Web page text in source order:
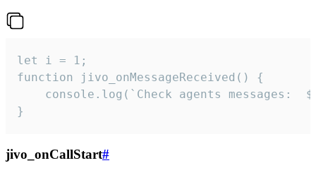
let i = 1;
function jivo_onMessageReceived() {
}
jivo_onCallStart#